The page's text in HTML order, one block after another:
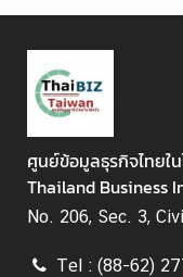
ศูนย์ข้อมูลธุรกิจไทยใ
Thailand Business
No. 206, Sec. 3,
Tel : (88-62)